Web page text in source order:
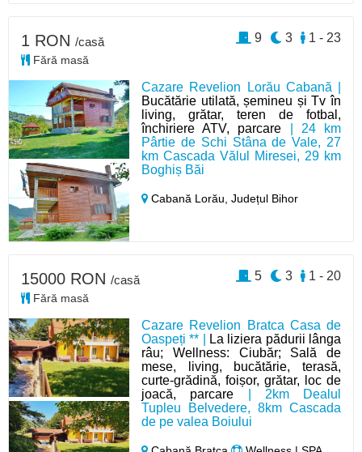
Cazare Revelion Lorău Cabană |
Bucătărie utilată, șemineu și Tv în
living, grătar, teren de fotbal,
închiriere ATV, parcare | 24 km
Pârtie de Schi Stâna de Vale, 27
km Cascada Vălul Miresei, 29 km
Boghiș Băi
Cabană Lorău,Județul Bihor
1 RON /casă
Fără masă
1 - 23
3
9
Cazare Revelion Bratca Casa de
Oaspeți ** |
La liziera pădurii lânga
râu; Wellness: Ciubăr; Sală de
mese, living, bucătărie, terasă,
curte-grădină, foișor, grătar, loc de
joacă, parcare | 2km Dealul
Tupleu Belvedere, 8km Cascada
de pe valea Boiului
15000 RON /casă
Fără masă
1 - 20
3
5